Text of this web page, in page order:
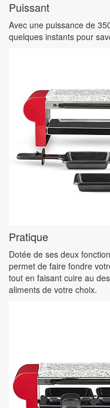
OPPO
SMARTPHONE
Puissant
Avec une puissance de
quelques instants pour
Pratique
Dotée de ses deux
permet de faire fondre
tout en faisant cuire au
aliments de votre choix.